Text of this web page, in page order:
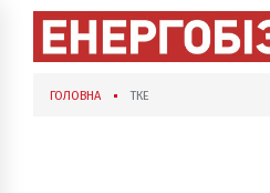
ГОЛОВНА ТКЕ